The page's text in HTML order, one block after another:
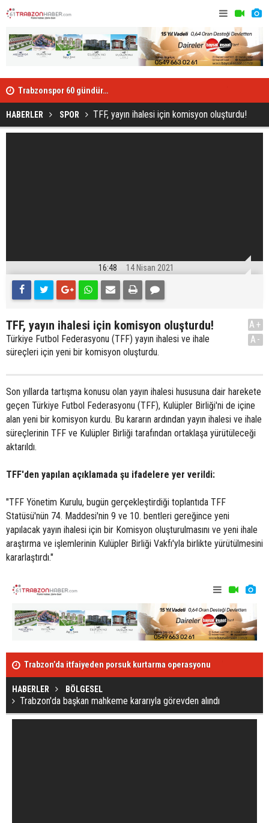
Trabzonspor 60 gündür…
HABERLER SPOR TFF, yayın ihalesi için komisyon oluşturdu!
16:48 14 Nisan 2021
TFF, yayın ihalesi için komisyon oluşturdu!
Türkiye Futbol Federasyonu (TFF) yayın ihalesi ve ihale
süreçleri için yeni bir komisyon oluşturdu.
A+
A-
Son yıllarda tartışma konusu olan yayın ihalesi hususuna dair harekete
geçen Türkiye Futbol Federasyonu (TFF), Kulüpler Birliği'ni de içine
alan yeni bir komisyon kurdu. Bu kararın ardından yayın ihalesi ve ihale
süreçlerinin TFF ve Kulüpler Birliği tarafından ortaklaşa yürütüleceği
aktarıldı.
TFF'den yapılan açıklamada şu ifadelere yer verildi:
"TFF Yönetim Kurulu, bugün gerçekleştirdiği toplantıda TFF
Statüsü'nün 74. Maddesi'nin 9 ve 10. bentleri gereğince yeni
yapılacak yayın ihalesi için bir Komisyon oluşturulmasını ve yeni ihale
araştırma ve işlemlerinin Kulüpler Birliği Vakfı'yla birlikte yürütülmesini
kararlaştırdı."
Trabzon’da itfaiyeden porsuk kurtarma operasyonu
HABERLER BÖLGESEL
Trabzon'da başkan mahkeme kararıyla görevden alındı